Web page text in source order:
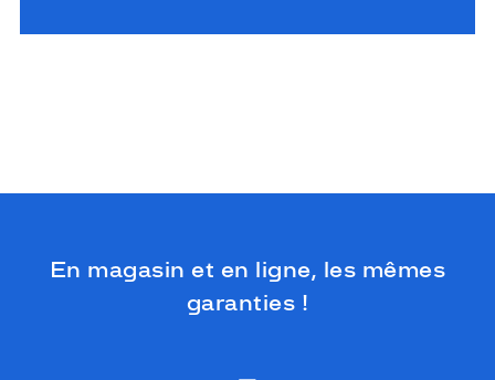
En magasin et en ligne, les mêmes
garanties !